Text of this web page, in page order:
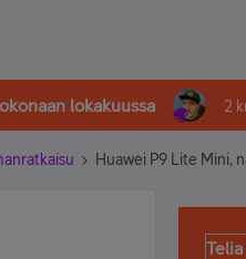
lokakuussa 2
Huawei P9 Lite Mini,